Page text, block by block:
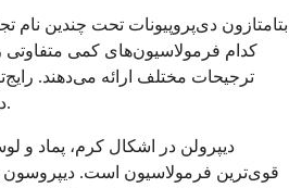
بتامتازون دی‌پروپیونات تحت چندین
کدام فرمولاسیون‌های کمی متفاوتی
ترجیحات مختلف ارائه می‌دهند.
دیپرولن، دیپروسون و سرنیوو.
دیپرولن در اشکال کرم، پماد و
قوی‌ترین فرمولاسیون است. دیپروسون